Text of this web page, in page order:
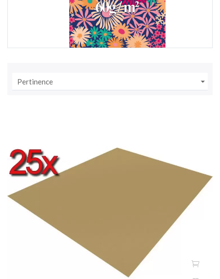
Pertinence 